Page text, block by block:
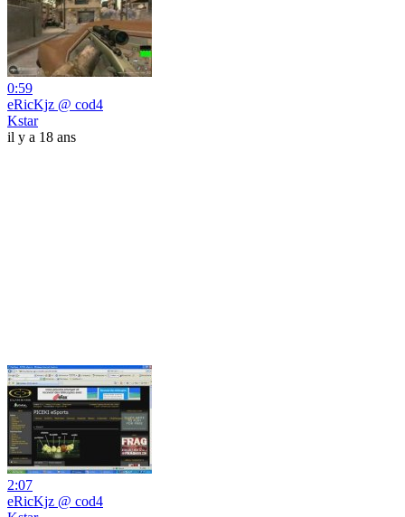
0:59
eRicKjz @ cod4
Kstar
il y a 18 ans
2:07
eRicKjz @ cod4